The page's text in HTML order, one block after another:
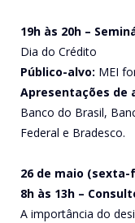
19h às 20h –
Dia do Crédito
Público-alvo: MEI
Apresentações de
Banco do Brasil,
Federal e Bradesco.
26 de maio (sexta-
8h às 13h –
A importância do